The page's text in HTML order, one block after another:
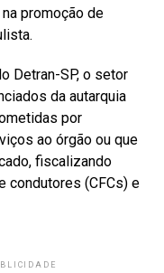
promoção de
Detran-SP, o setor
da autarquia
por
ao órgão ou que
fiscalizando
condutores (CFCs) e